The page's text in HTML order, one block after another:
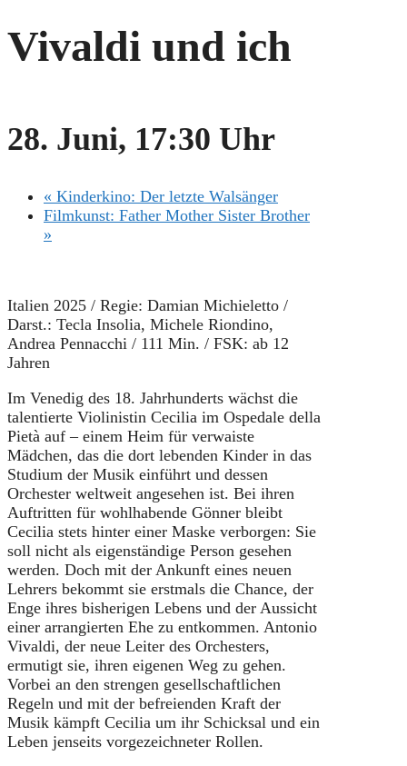
Vivaldi und ich
28. Juni, 17:30 Uhr
« Kinderkino: Der letzte Walsänger
Filmkunst: Father Mother Sister Brother
»
Italien 2025 / Regie: Damian Michieletto /
Darst.: Tecla Insolia, Michele Riondino,
Andrea Pennacchi / 111 Min. / FSK: ab 12
Jahren
Im Venedig des 18. Jahrhunderts wächst die
talentierte Violinistin Cecilia im Ospedale della
Pietà auf – einem Heim für verwaiste
Mädchen, das die dort lebenden Kinder in das
Studium der Musik einführt und dessen
Orchester weltweit angesehen ist. Bei ihren
Auftritten für wohlhabende Gönner bleibt
Cecilia stets hinter einer Maske verborgen: Sie
soll nicht als eigenständige Person gesehen
werden. Doch mit der Ankunft eines neuen
Lehrers bekommt sie erstmals die Chance, der
Enge ihres bisherigen Lebens und der Aussicht
einer arrangierten Ehe zu entkommen. Antonio
Vivaldi, der neue Leiter des Orchesters,
ermutigt sie, ihren eigenen Weg zu gehen.
Vorbei an den strengen gesellschaftlichen
Regeln und mit der befreienden Kraft der
Musik kämpft Cecilia um ihr Schicksal und ein
Leben jenseits vorgezeichneter Rollen.